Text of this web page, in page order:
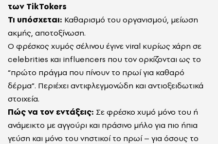
των TikTokers
Τι υπόσχεται: Καθαρισμό του οργανισμού, μείωση
ακμής, αποτοξίνωση.
Ο φρέσκος χυμός σέλινου έγινε viral κυρίως χάρη σε
celebrities και influencers που τον ορκίζονται ως το
“πρώτο πράγμα που πίνουν το πρωί για καθαρό
δέρμα”. Περιέχει αντιφλεγμονώδη και αντιοξειδωτικά
στοιχεία.
Πώς να τον εντάξεις: Σε φρέσκο χυμό μόνο του ή
ανάμεικτο με αγγούρι και πράσινο μήλο για πιο ήπια
γεύση και μόνο του νηστικοί το πρωί – για όσους το